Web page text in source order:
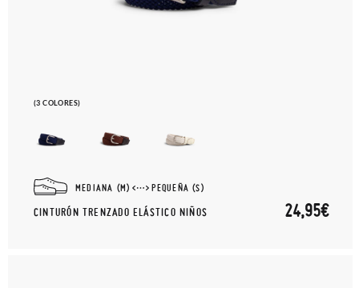
(3 COLORES)
MEDIANA (M) PEQUEÑA (S)
CINTURÓN TRENZADO ELÁSTICO NIÑOS 24,95€